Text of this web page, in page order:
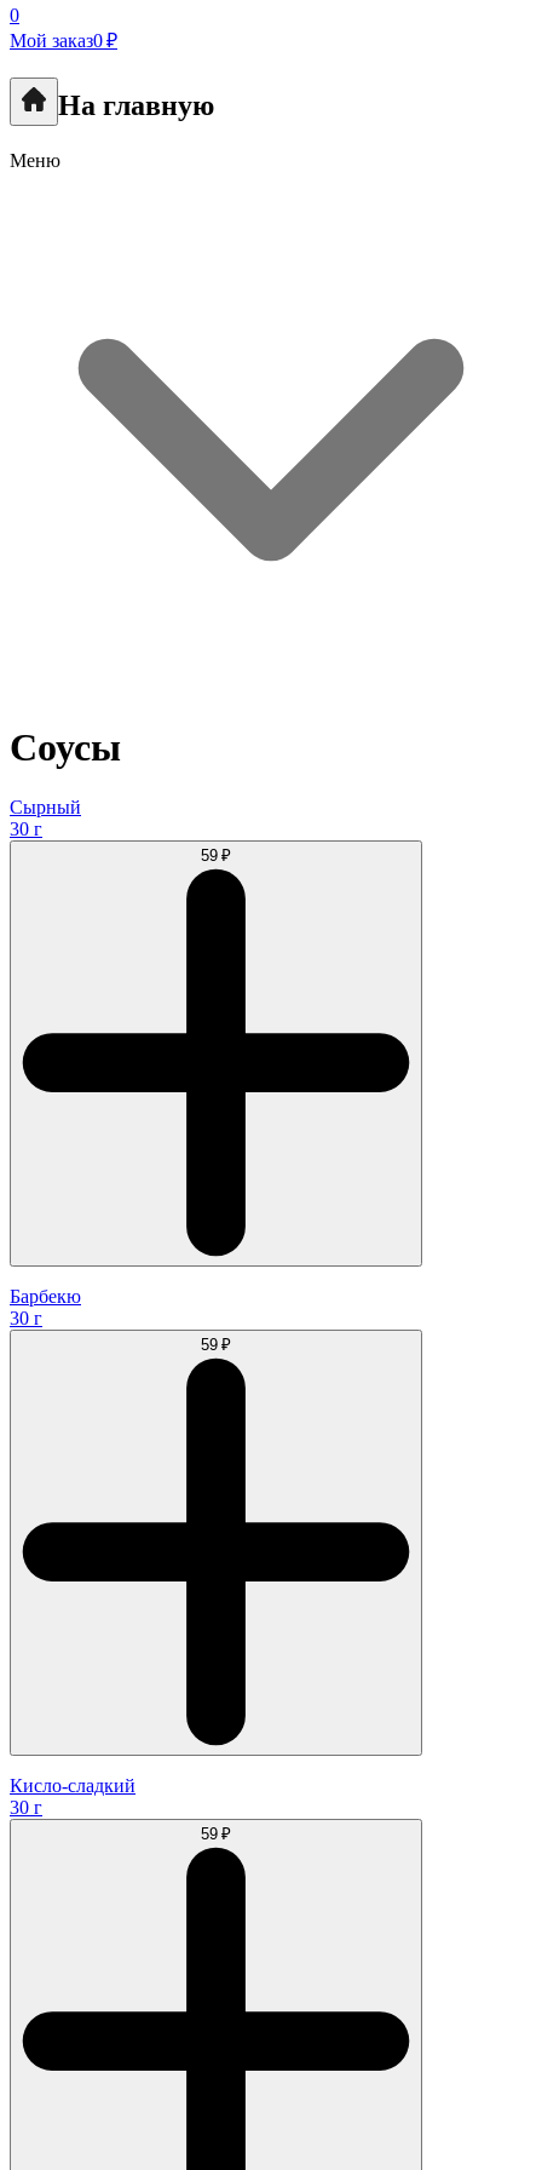
0
Мой заказ0 ₽
На главную
Меню
Соусы
Сырный
30 г
59 ₽
Барбекю
30 г
59 ₽
Кисло-сладкий
30 г
59 ₽